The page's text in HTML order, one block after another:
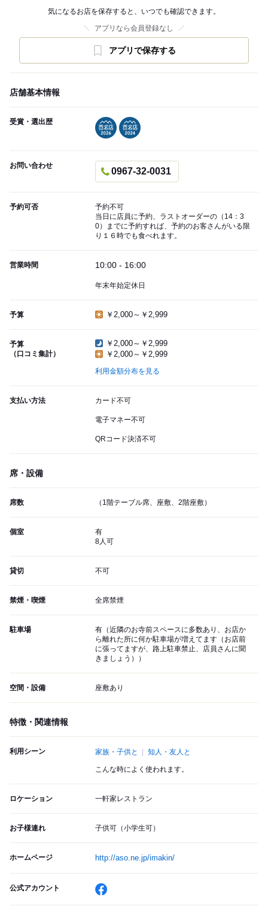
気になるお店を保存すると、いつでも確認できます。
アプリなら会員登録なし
アプリで保存する
店舗基本情報
受賞・選出歴
お問い合わせ
0967-32-0031
予約可否
予約不可
当日に店員に予約、ラストオーダーの（14：3
0）までに予約すれば、予約のお客さんがいる限
り１６時でも食べれます。
営業時間 10:00 - 16:00
年末年始定休日
予算 ￥2,000～￥2,999
予算
（口コミ集計）
￥2,000～￥2,999
￥2,000～￥2,999
利用金額分布を見る
支払い方法 カード不可
電子マネー不可
QRコード決済不可
席・設備
席数 （1階テーブル席、座敷、2階座敷）
個室
有
8人可
貸切 不可
禁煙・喫煙 全席禁煙
駐車場
有（近隣のお寺前スペースに多数あり、お店か
ら離れた所に何か駐車場が増えてます（お店前
に張ってますが、路上駐車禁止、店員さんに聞
きましょう））
空間・設備 座敷あり
特徴・関連情報
利用シーン 家族・子供と 知人・友人と
こんな時によく使われます。
ロケーション 一軒家レストラン
お子様連れ 子供可（小学生可）
ホームページ http://aso.ne.jp/imakin/
公式アカウント